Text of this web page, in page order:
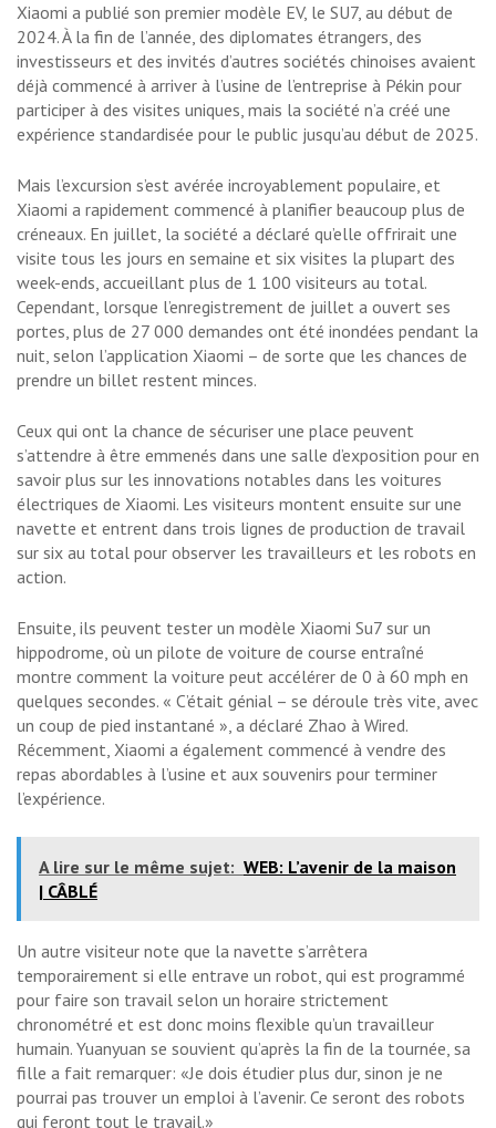
Xiaomi a publié son premier modèle EV, le SU7, au début de
2024. À la fin de l’année, des diplomates étrangers, des
investisseurs et des invités d’autres sociétés chinoises avaient
déjà commencé à arriver à l’usine de l’entreprise à Pékin pour
participer à des visites uniques, mais la société n’a créé une
expérience standardisée pour le public jusqu’au début de 2025.
Mais l’excursion s’est avérée incroyablement populaire, et
Xiaomi a rapidement commencé à planifier beaucoup plus de
créneaux. En juillet, la société a déclaré qu’elle offrirait une
visite tous les jours en semaine et six visites la plupart des
week-ends, accueillant plus de 1 100 visiteurs au total.
Cependant, lorsque l’enregistrement de juillet a ouvert ses
portes, plus de 27 000 demandes ont été inondées pendant la
nuit, selon l’application Xiaomi – de sorte que les chances de
prendre un billet restent minces.
Ceux qui ont la chance de sécuriser une place peuvent
s’attendre à être emmenés dans une salle d’exposition pour en
savoir plus sur les innovations notables dans les voitures
électriques de Xiaomi. Les visiteurs montent ensuite sur une
navette et entrent dans trois lignes de production de travail
sur six au total pour observer les travailleurs et les robots en
action.
Ensuite, ils peuvent tester un modèle Xiaomi Su7 sur un
hippodrome, où un pilote de voiture de course entraîné
montre comment la voiture peut accélérer de 0 à 60 mph en
quelques secondes. « C’était génial – se déroule très vite, avec
un coup de pied instantané », a déclaré Zhao à Wired.
Récemment, Xiaomi a également commencé à vendre des
repas abordables à l’usine et aux souvenirs pour terminer
l’expérience.
A lire sur le même sujet: WEB: L’avenir de la maison
| CÂBLÉ
Un autre visiteur note que la navette s’arrêtera
temporairement si elle entrave un robot, qui est programmé
pour faire son travail selon un horaire strictement
chronométré et est donc moins flexible qu’un travailleur
humain. Yuanyuan se souvient qu’après la fin de la tournée, sa
fille a fait remarquer: «Je dois étudier plus dur, sinon je ne
pourrai pas trouver un emploi à l’avenir. Ce seront des robots
qui feront tout le travail.»